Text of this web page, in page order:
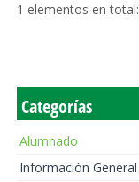
1 elementos en total:
Categorías
Alumnado
Información General